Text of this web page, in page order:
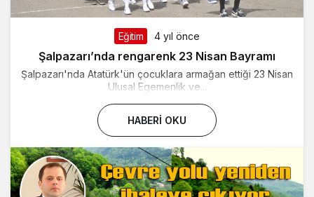
Eğitim 4 yıl önce
Şalpazarı’nda rengarenk 23 Nisan Bayramı
Şalpazarı'nda Atatürk'ün çocuklara armağan ettiği 23 Nisan
Ulusal Egemenlik ve...
HABERI OKU